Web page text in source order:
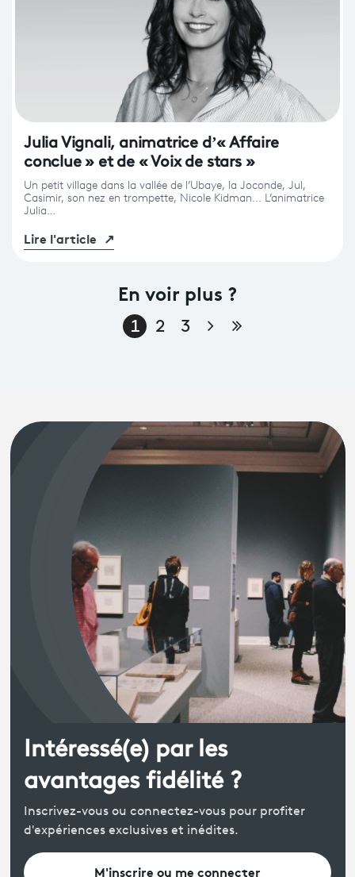
Julia Vignali, animatrice d’« Affaire
conclue » et de « Voix de stars »
Un petit village dans la vallée de l’Ubaye, la Joconde, Jul,
Casimir, son nez en trompette, Nicole Kidman... L’animatrice
Julia…
Lire l'article ↗
En voir plus ?
1 2 3 Page suivante
Dernière page
Intéressé(e) par les
avantages fidélité ?
Inscrivez-vous ou connectez-vous pour profiter
d'expériences exclusives et inédites.
M'inscrire ou me connecter